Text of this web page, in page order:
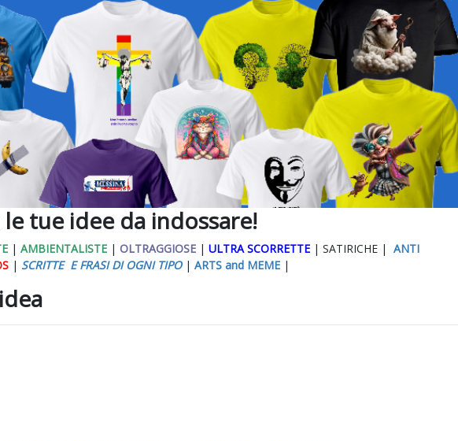
tue idee da indossare!
| AMBIENTALISTE | OLTRAGGIOSE | ULTRA SCORRETTE | SATIRICHE | ANTI
| SCRITTE E FRASI DI OGNI TIPO | ARTS and MEME |